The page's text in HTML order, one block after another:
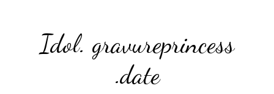
Idol. gravureprincess
.date